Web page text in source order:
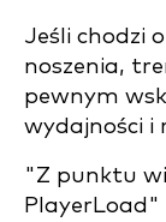
Jeśli chodzi
noszenia,
pewnym
wydajności i
"Z punktu